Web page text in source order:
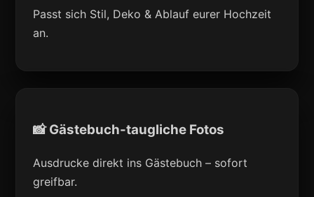
Passt sich Stil, Deko & Ablauf eurer Hochzeit
an.
📸 Gästebuch-taugliche Fotos
Ausdrucke direkt ins Gästebuch – sofort
greifbar.